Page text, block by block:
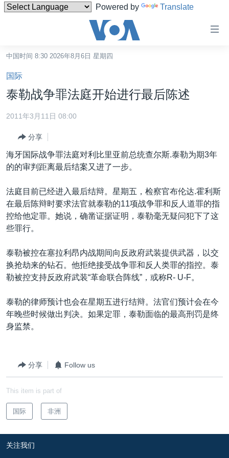
Powered by Translate
碍
链
接
跳
转
容
到
航
跳
到
检
索
港澳
国际
印太
中东
欧洲
非洲
美洲
经济·金融·贸易
人权·法律·宗教
科教·文娱·体健
军事
劳工
美中关系
热点专题
白宫要闻
国会报道
美中关系
埃博拉疫情
美国之音专访
台海两岸关系
南中国海争端
关注新疆
GEN Z 看美国
VOA视频
VOA今日焦点
中文广播
关注我们
其他语言网站
中国时间 8:30 2026年8月6日 星期四
国际
泰勒战争罪法庭开始进行最后陈述
2011年3月11日 08:00
分享
海牙国际战争罪法庭对利比里亚前总统查尔斯.泰勒为期3年
的的审判距离最后结案又进了一步。
法庭目前已经进入最后结辩。星期五，检察官布伦达.霍利斯
在最后陈辩时要求法官就泰勒的11项战争罪和反人道罪的指
控给他定罪。她说，确凿证据证明，泰勒毫无疑问犯下了这
些罪行。
泰勒被控在塞拉利昂内战期间向反政府武装提供武器，以交
换抢劫来的钻石。他拒绝接受战争罪和反人类罪的指控。泰
勒被控支持反政府武装“革命联合阵线”，或称R- U-F。
泰勒的律师预计也会在星期五进行结辩。法官们预计会在今
年晚些时候做出判决。如果定罪，泰勒面临的最高刑罚是终
身监禁。
分享 Follow us
This item is part of
国际 非洲
关注我们